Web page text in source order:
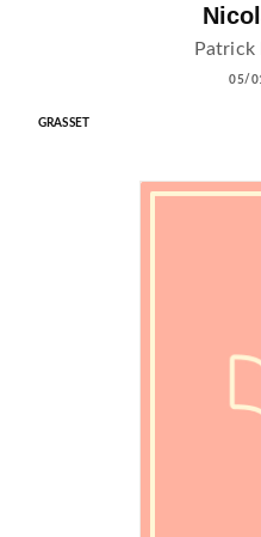
Patrick
05/
GRASSET